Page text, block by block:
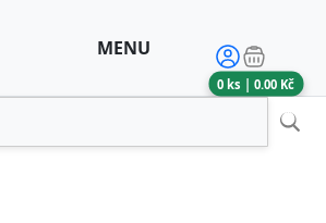
MENU
0 ks |0.00 Kč